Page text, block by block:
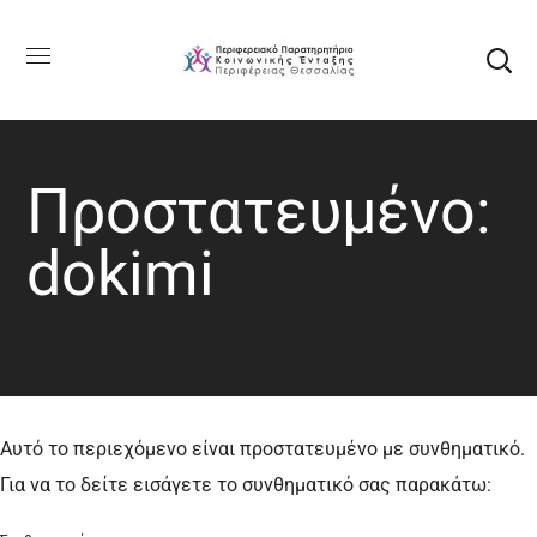
Πρoστατευμένο:
dokimi
Αυτό το περιεχόμενο είναι προστατευμένο με συνθηματικό.
Για να το δείτε εισάγετε το συνθηματικό σας παρακάτω: